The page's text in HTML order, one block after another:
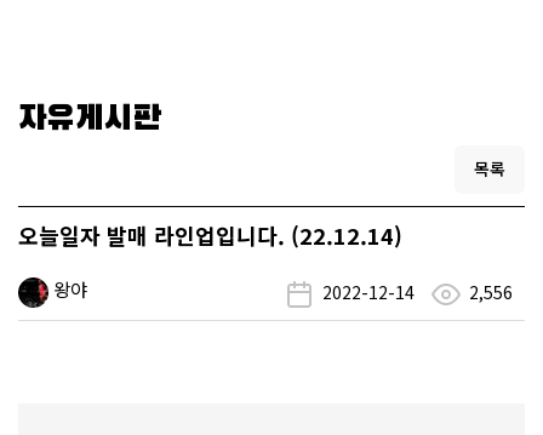
자유게시판
목록
오늘일자 발매 라인업입니다. (22.12.14)
왕야 2022-12-14 2,556